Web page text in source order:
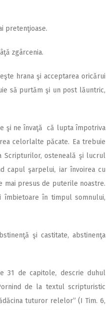
pretenţioase.
zgârcenia.
hrana şi acceptarea oricărui
să purtăm şi un post lăuntric,
şi ne învaţă că lupta împotriva
celorlalte păcate. Ea trebuie
Scripturilor, osteneală şi lucrul
capul şarpelui, iar învoirea cu
mai presus de puterile noastre.
îmbietoare în timpul somnului,
şi castitate, abstinenţa
31 de capitole, descrie duhul
de la textul scripturistic
tuturor relelor” (I Tim. 6,